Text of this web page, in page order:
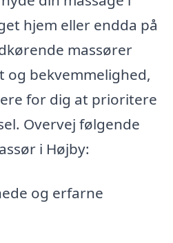
hjem eller endda på
massører
bekvemmelighed,
for dig at prioritere
Overvej følgende
i Højby:
og erfarne